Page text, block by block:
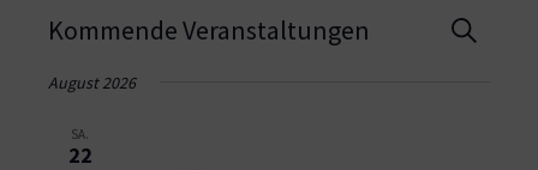
Suche
Kommende Veranstaltungen
August 2026
SA.
22